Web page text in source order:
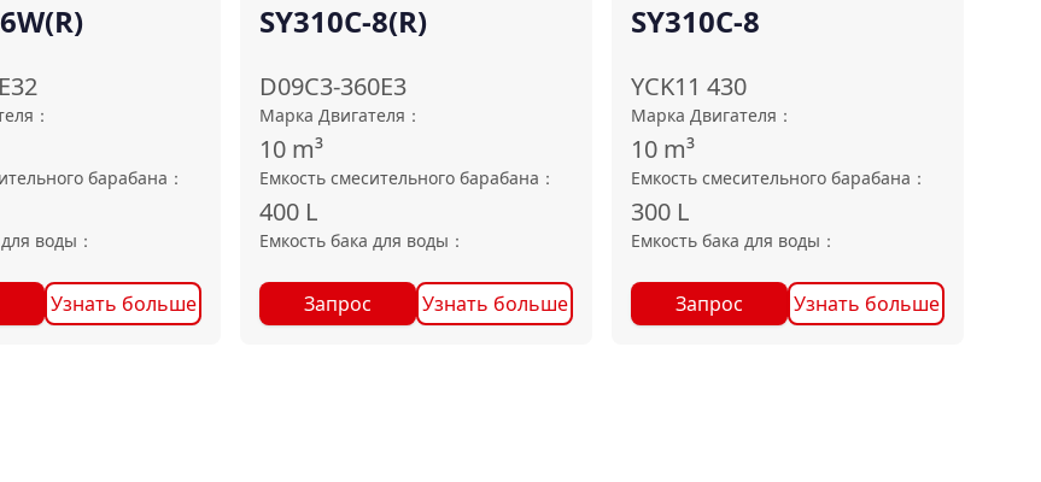
：
барабана ：
воды ：
Узнать больше
SY310C-8(R)
D09C3-360E3
Марка Двигателя ：
10 m³
Емкость смесительного барабана ：
400 L
Емкость бака для воды ：
Запрос Узнать больше
SY310C-8
YCK11 430
Марка Двигателя ：
10 m³
Емкость смесительного барабана ：
300 L
Емкость бака для воды ：
Запрос Узнать больше